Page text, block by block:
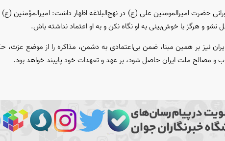
حضرت امیرالمومنین علی (ع) در نهج‌البلاغه اظهار داشت: امیرالمؤمنین
و هرگز با خوش‌بینی به او نگاه نکن و به او اعتماد نداشته باش.
نیز بر همین مبنا، ضمن بی‌اعتمادی به دشمن، مذاکره را از موضع
و مصالح ملت ایران حاصل شود، بر عهد و تعهدات خود پایبند خواهد بود.